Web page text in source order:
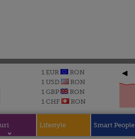
1 EUR
RON
1 USD
RON
1 GBP
RON
1 CHF
RON
Lifestyle Smart People